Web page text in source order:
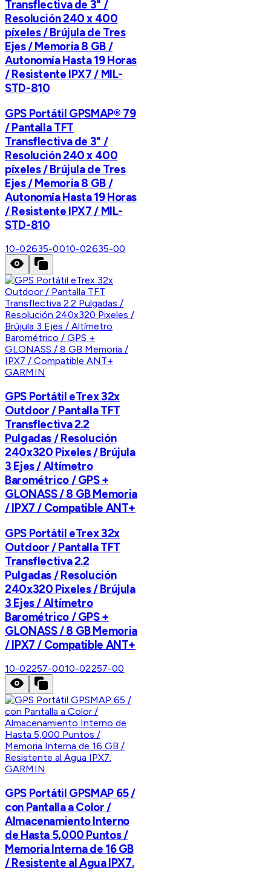
Transflectiva de 3" /
Resolución 240 x 400
píxeles / Brújula de Tres
Ejes / Memoria 8 GB /
Autonomía Hasta 19 Horas
/ Resistente IPX7 / MIL-
STD-810
GPS Portátil GPSMAP® 79
/ Pantalla TFT
Transflectiva de 3" /
Resolución 240 x 400
píxeles / Brújula de Tres
Ejes / Memoria 8 GB /
Autonomía Hasta 19 Horas
/ Resistente IPX7 / MIL-
STD-810
10-02635-0010-02635-00
GARMIN
GPS Portátil eTrex 32x
Outdoor / Pantalla TFT
Transflectiva 2.2
Pulgadas / Resolución
240x320 Pixeles / Brújula
3 Ejes / Altímetro
Barométrico / GPS +
GLONASS / 8 GB Memoria
/ IPX7 / Compatible ANT+
GPS Portátil eTrex 32x
Outdoor / Pantalla TFT
Transflectiva 2.2
Pulgadas / Resolución
240x320 Pixeles / Brújula
3 Ejes / Altímetro
Barométrico / GPS +
GLONASS / 8 GB Memoria
/ IPX7 / Compatible ANT+
10-02257-0010-02257-00
GARMIN
GPS Portátil GPSMAP 65 /
con Pantalla a Color /
Almacenamiento Interno
de Hasta 5,000 Puntos /
Memoria Interna de 16 GB
/ Resistente al Agua IPX7.